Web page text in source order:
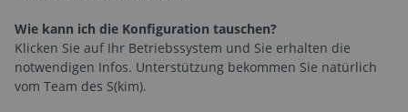
Wie kann ich die Konfiguration tauschen?
Klicken Sie auf Ihr Betriebssystem und Sie erhalten die
notwendigen Infos. Unterstützung bekommen Sie natürlich
vom Team des S(kim).